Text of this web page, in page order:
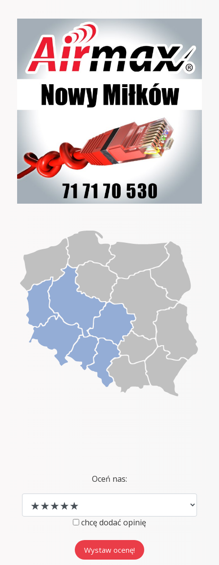
Oceń nas:
chcę dodać opinię